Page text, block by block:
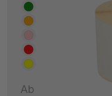
Ab